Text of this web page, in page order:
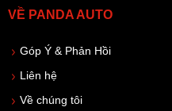
VỀ PANDA AUTO
Góp Ý & Phản Hồi
Liên hệ
Về chúng tôi